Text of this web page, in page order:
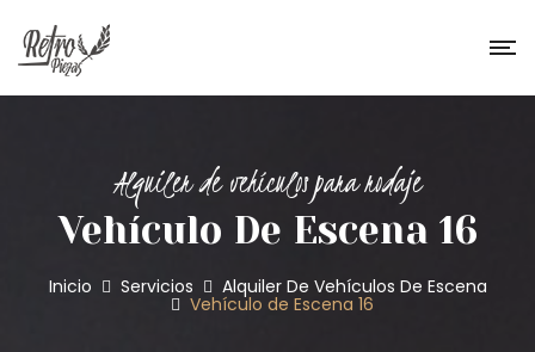
Alquiler de vehículos para rodaje
Vehículo De Escena 16
Inicio Servicios Alquiler De Vehículos De Escena
Vehículo de Escena 16